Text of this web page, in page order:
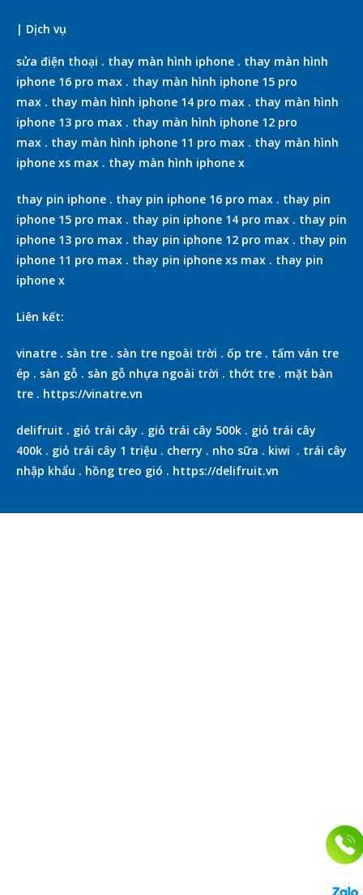
| Dịch vụ
sửa điện thoại . thay màn hình iphone . thay màn hình
iphone 16 pro max . thay màn hình iphone 15 pro
max . thay màn hình iphone 14 pro max . thay màn hình
iphone 13 pro max . thay màn hình iphone 12 pro
max . thay màn hình iphone 11 pro max . thay màn hình
iphone xs max . thay màn hình iphone x
thay pin iphone . thay pin iphone 16 pro max . thay pin
iphone 15 pro max . thay pin iphone 14 pro max . thay pin
iphone 13 pro max . thay pin iphone 12 pro max . thay pin
iphone 11 pro max . thay pin iphone xs max . thay pin
iphone x
Liên kết:
vinatre . sàn tre . sàn tre ngoài trời . ốp tre . tấm ván tre
ép . sàn gỗ . sàn gỗ nhựa ngoài trời . thớt tre . mặt bàn
tre . https://vinatre.vn
delifruit . giỏ trái cây . giỏ trái cây 500k . giỏ trái cây
400k . giỏ trái cây 1 triệu . cherry . nho sữa . kiwi . trái cây
nhập khẩu . hồng treo gió . https://delifruit.vn